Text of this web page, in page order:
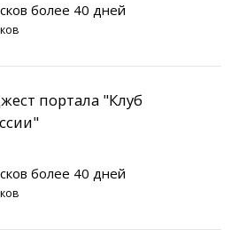
более 40 дней
портала "Клуб
более 40 дней